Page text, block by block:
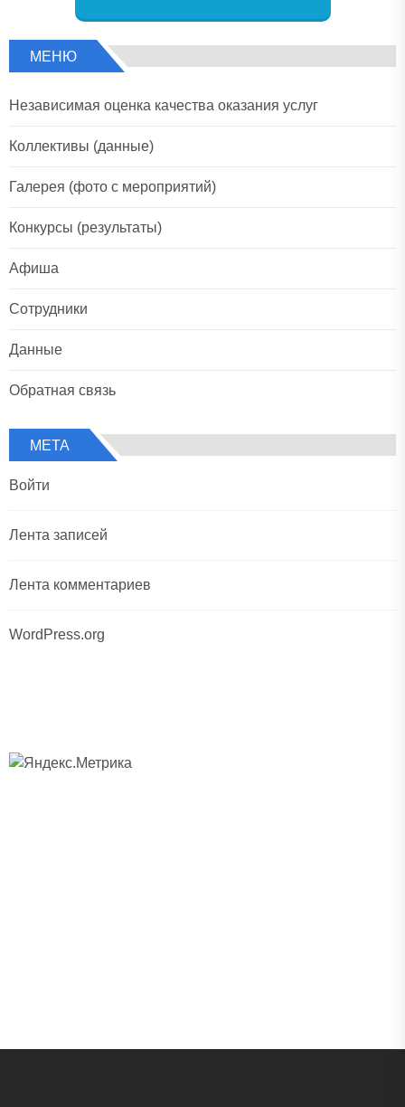
МЕНЮ
Независимая оценка качества оказания услуг
Коллективы (данные)
Галерея (фото с мероприятий)
Конкурсы (результаты)
Афиша
Сотрудники
Данные
Обратная связь
МЕТА
Войти
Лента записей
Лента комментариев
WordPress.org